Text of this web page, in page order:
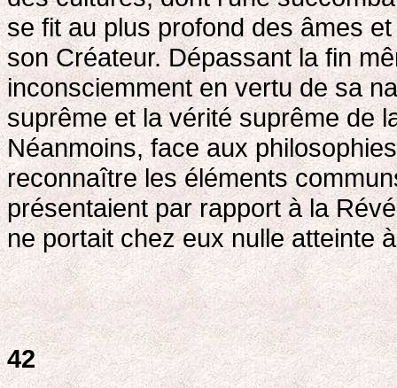
se fit au plus profond des âmes
son Créateur. Dépassant la fin
inconsciemment en vertu de sa
suprême et la vérité suprême de
Néanmoins, face aux
reconnaître les éléments
présentaient par rapport à la
ne portait chez eux nulle atteinte
42